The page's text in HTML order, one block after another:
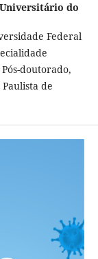
do
Federal
doutorado,
de